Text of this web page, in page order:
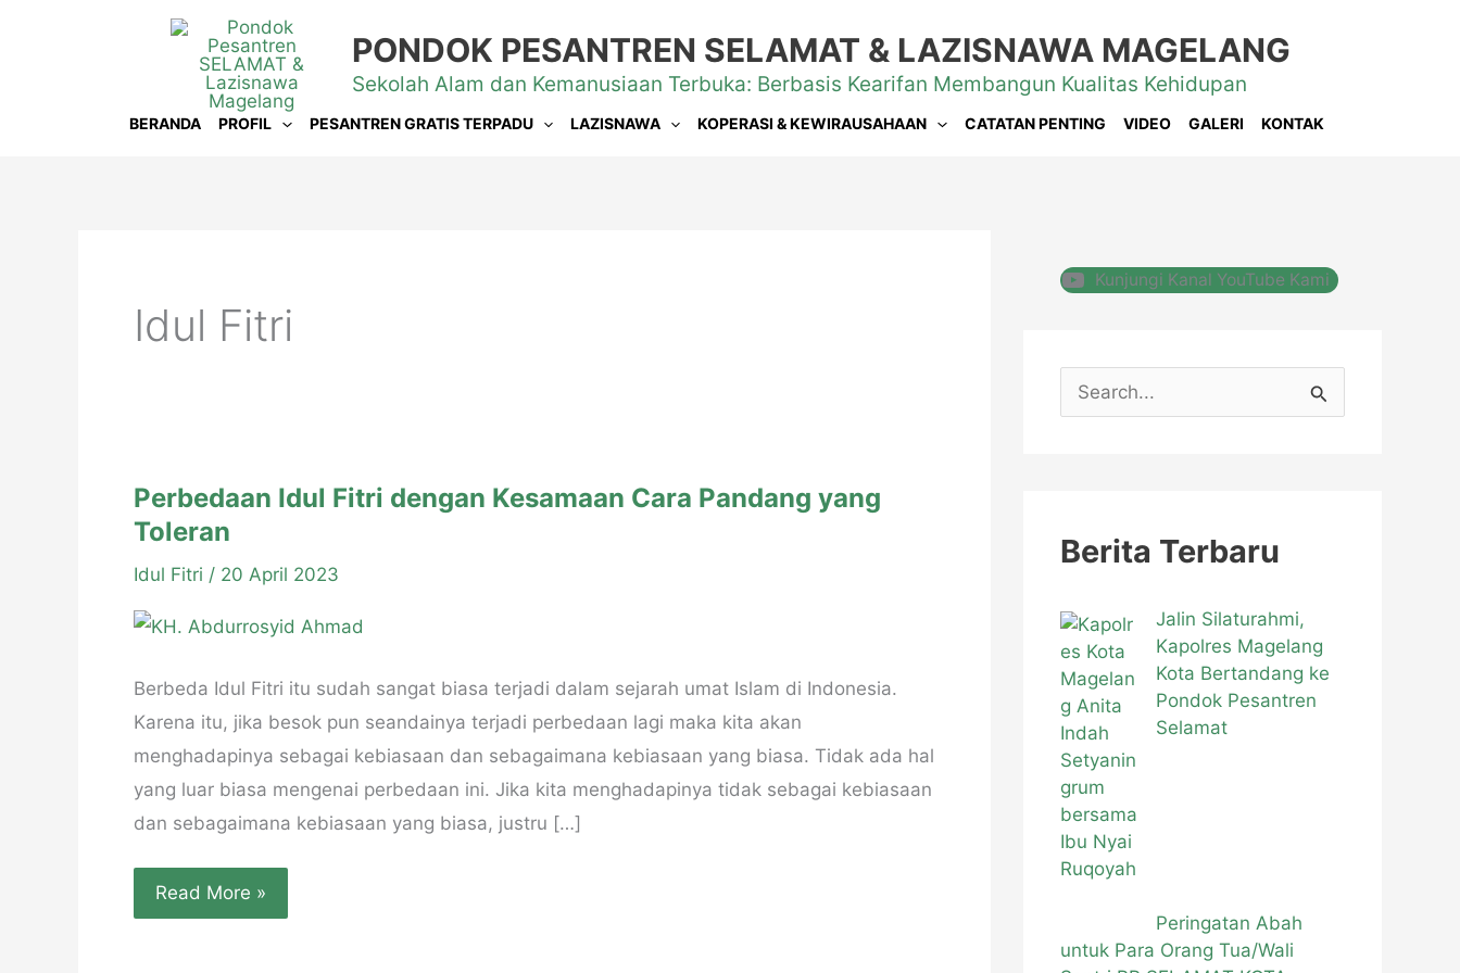
PONDOK PESANTREN SELAMAT & LAZISNAWA MAGELANG
Sekolah Alam dan Kemanusiaan Terbuka: Berbasis Kearifan Membangun Kualitas Kehidupan
BERANDA PROFIL PESANTREN GRATIS TERPADU LAZISNAWA KOPERASI & KEWIRAUSAHAAN CATATAN PENTING VIDEO GALERI KONTAK
Idul Fitri
Perbedaan Idul Fitri dengan Kesamaan Cara Pandang yang
Toleran
Idul Fitri / 20 April 2023
Berbeda Idul Fitri itu sudah sangat biasa terjadi dalam sejarah umat Islam di Indonesia.
Karena itu, jika besok pun seandainya terjadi perbedaan lagi maka kita akan
menghadapinya sebagai kebiasaan dan sebagaimana kebiasaan yang biasa. Tidak ada hal
yang luar biasa mengenai perbedaan ini. Jika kita menghadapinya tidak sebagai kebiasaan
dan sebagaimana kebiasaan yang biasa, justru […]
Perbedaan
Idul
Read More »
Kunjungi Kanal YouTube Kami
a
n
t
u
k
:
Berita Terbaru
Jalin Silaturahmi,
Kapolres Magelang
Kota Bertandang ke
Pondok Pesantren
Selamat
Peringatan Abah
untuk Para Orang Tua/Wali